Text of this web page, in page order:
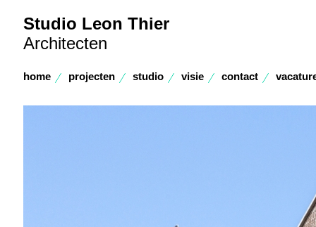
Studio Leon Thier
Architecten
home projecten studio visie contact